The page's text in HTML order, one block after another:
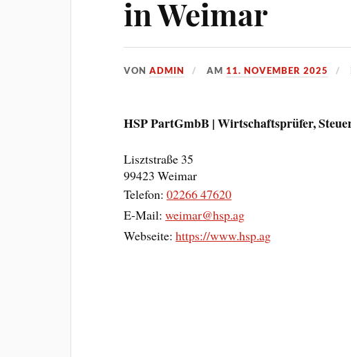
in Weimar
VONADMIN AM 11. NOVEMBER 2025
HSP PartGmbB | Wirtschaftsprüfer,
Lisztstraße 35
99423Weimar
Telefon:02266 47620
E-Mail:weimar@hsp.ag
Webseite:https://www.hsp.ag